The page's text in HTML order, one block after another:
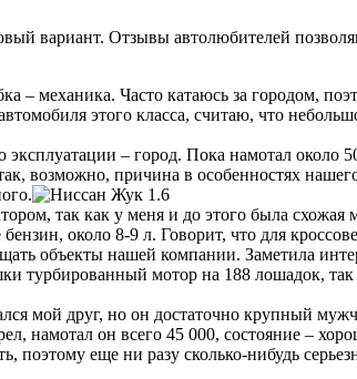
вариант. Отзывы автолюбителей
механика. Часто катаюсь за городом,
этого класса, считаю, что
– город. Пока намотал около
возможно, причина в особенностях
так как у меня и до этого была схожая
около 8-9 л. Говорит, что для
объекты нашей компании. Заметила
турбированный мотор на 188 лошадок, так
мой друг, но он достаточно крупный
намотал он всего 45 000, состояние –
поэтому еще ни разу сколько-нибудь